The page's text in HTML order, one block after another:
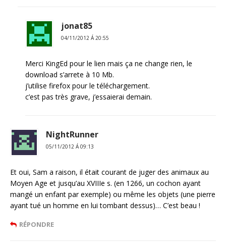
jonat85
04/11/2012 Á 20:55
Merci KingEd pour le lien mais ça ne change rien, le
download s’arrete à 10 Mb.
j’utilise firefox pour le téléchargement.
c’est pas très grave, j’essaierai demain.
NightRunner
05/11/2012 Á 09:13
Et oui, Sam a raison, il était courant de juger des animaux au
Moyen Age et jusqu’au XVIIIe s. (en 1266, un cochon ayant
mangé un enfant par exemple) ou même les objets (une pierre
ayant tué un homme en lui tombant dessus)… C’est beau !
RÉPONDRE